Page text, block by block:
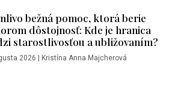
bežná pomoc, ktorá berie
dôstojnosť: Kde je hranica
starostlivosťou a ubližovaním?
2026 | Kristína Anna Majcherová